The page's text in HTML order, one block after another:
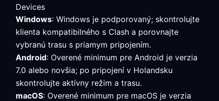
Devices
Windows: Windows je podporovaný; skontrolujte
klienta kompatibilného s Clash a porovnajte
vybranú trasu s priamym pripojením.
Android: Overené minimum pre Android je verzia
7.0 alebo novšia; po pripojení v Holandsku
skontrolujte aktívny režim a trasu.
macOS: Overené minimum pre macOS je verzia